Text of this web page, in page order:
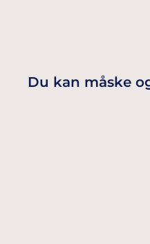
Du kan måske